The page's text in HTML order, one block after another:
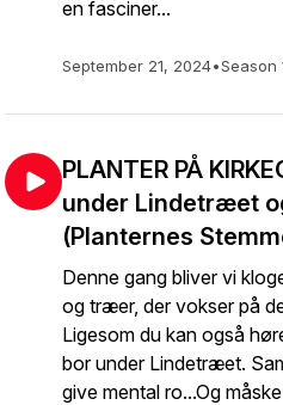
en fasciner...
September 21, 2024•Season
PLANTER PÅ
under Lindetræet
(Planternes
Denne gang bliver vi
og træer, der vokser på
Ligesom du kan også
bor under Lindetræet.
give mental ro...Og